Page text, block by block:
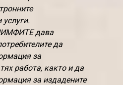
услуги.
дава
да
за
работа, както и да
за издадените